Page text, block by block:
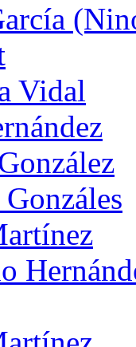
Vidal